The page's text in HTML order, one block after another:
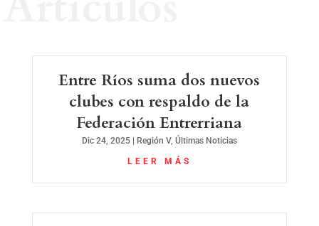
Entre Ríos suma dos nuevos
clubes con respaldo de la
Federación Entrerriana
Dic 24, 2025| Región V, Últimas Noticias
LEER MÁS